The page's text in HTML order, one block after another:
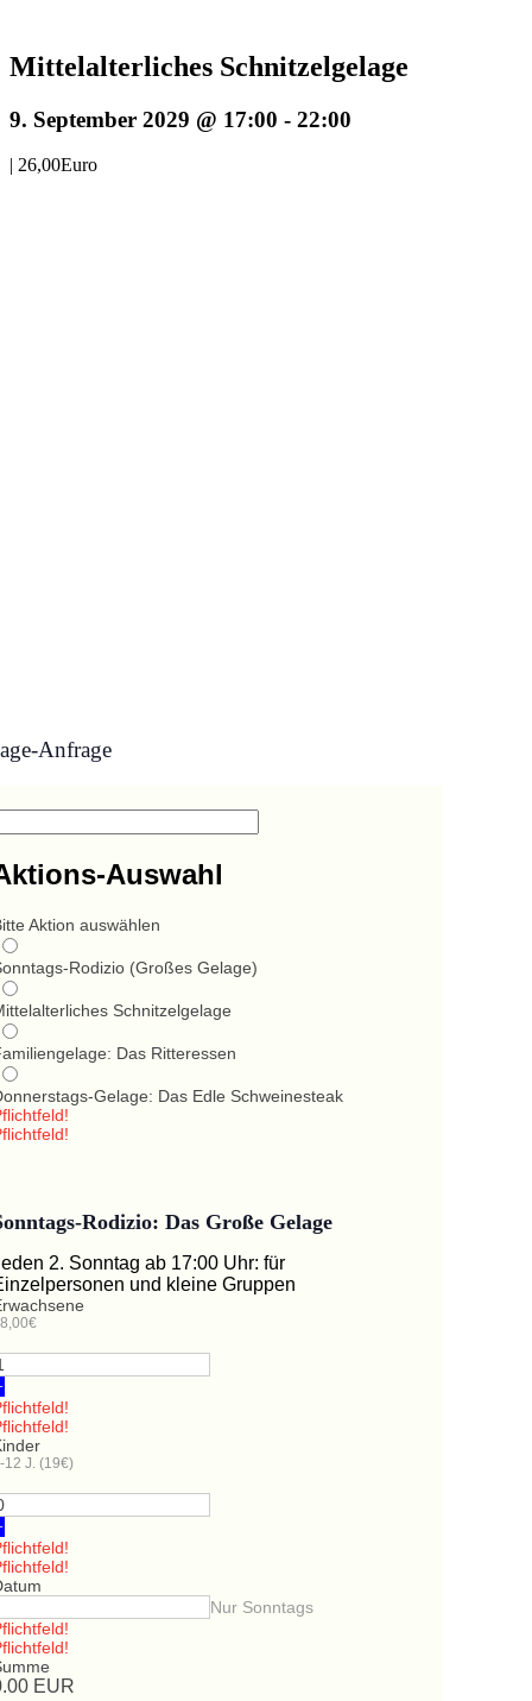
Mittelalterliches Schnitzelgelage
9. September 2029 @ 17:00 - 22:00
| 26,00Euro
Anfrage
Auswahl
Aktion auswählen
Rodizio (Großes Gelage)
Schnitzelgelage
Das Ritteressen
Gelage: Das Edle Schweinesteak
Rodizio: Das Große Gelage
2. Sonntag ab 17:00 Uhr: für
und kleine Gruppen
12 J. (19€)
Nur Sonntags
EUR